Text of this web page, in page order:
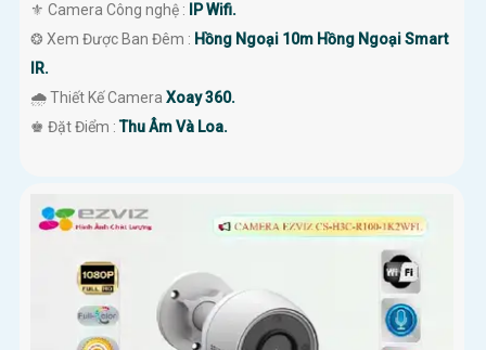
⚜️ Camera Công nghệ :
IP Wifi.
❂ Xem Được Ban Đêm : Hồng Ngoại 10m Hồng Ngoại Smart
IR.
🌧️ Thiết Kế Camera Xoay 360.
️♚ Đặt Điểm :Thu Âm Và Loa.